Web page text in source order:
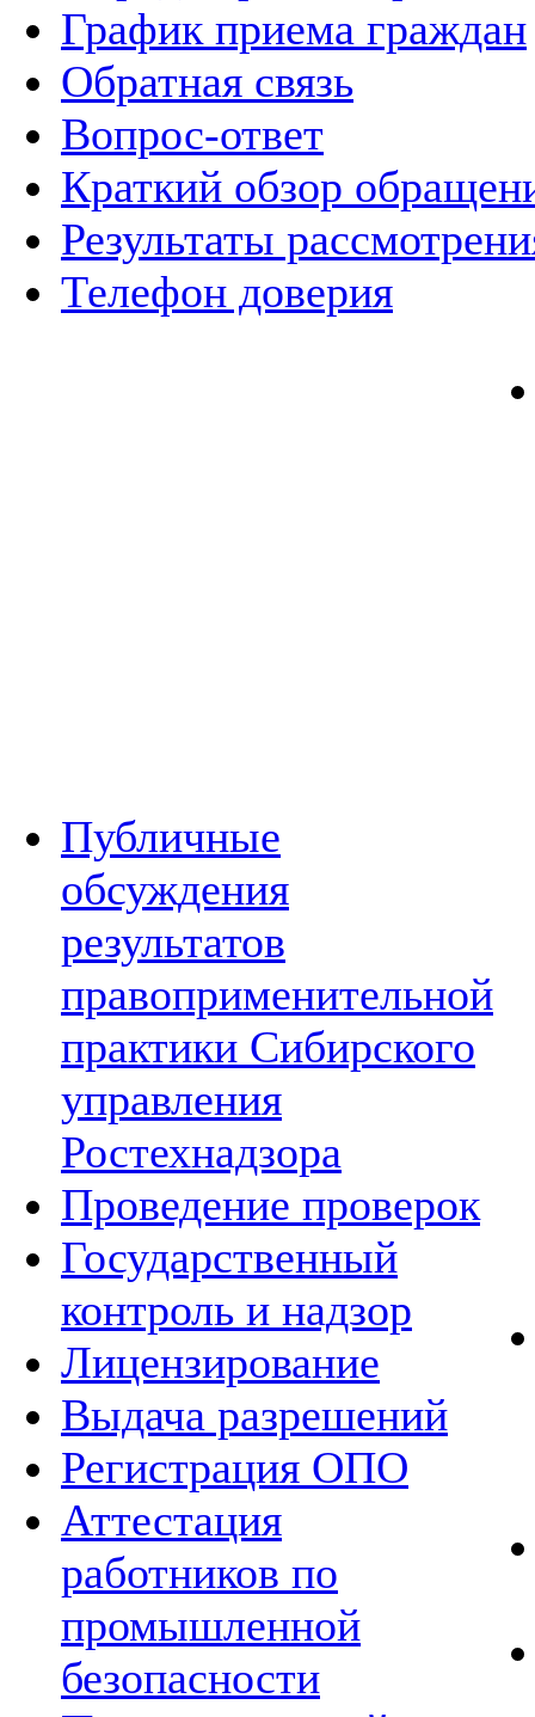
График приема граждан
Обратная связь
Вопрос-ответ
Краткий обзор
Результаты
Телефон доверия
Публичные
обсуждения
результатов
правоприменительной
практики Сибирского
управления
Ростехнадзора
Проведение проверок
Государственный
контроль и надзор
Лицензирование
Выдача разрешений
Регистрация ОПО
Аттестация
работников по
промышленной
безопасности